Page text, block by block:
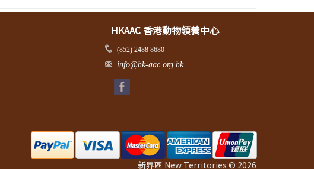
HKAAC 香港動物領養中心
(852) 2488 8680
info@hk-aac.org.hk
新界區 New Territories © 2026